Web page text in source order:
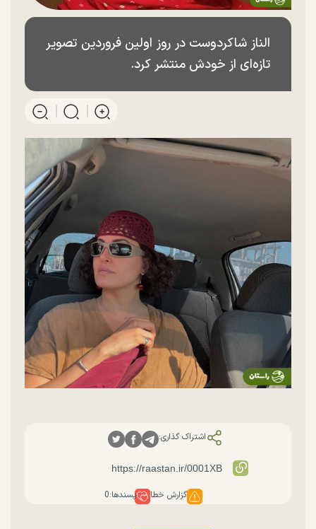
الناز شاکردوست در روز اولین فروردین تصویر
تازه‌ای از خودش منتشر کرد.
اشتراک گذاری:
گزارش خطا پسندها:0